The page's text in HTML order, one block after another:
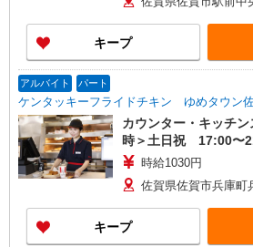
キープ
アルバイト パート
ケンタッキーフライドチキン ゆめタウン
カウンター・キッチ
時＞土日祝 17:00〜
時給1030円
佐賀県佐賀市兵庫町
キープ